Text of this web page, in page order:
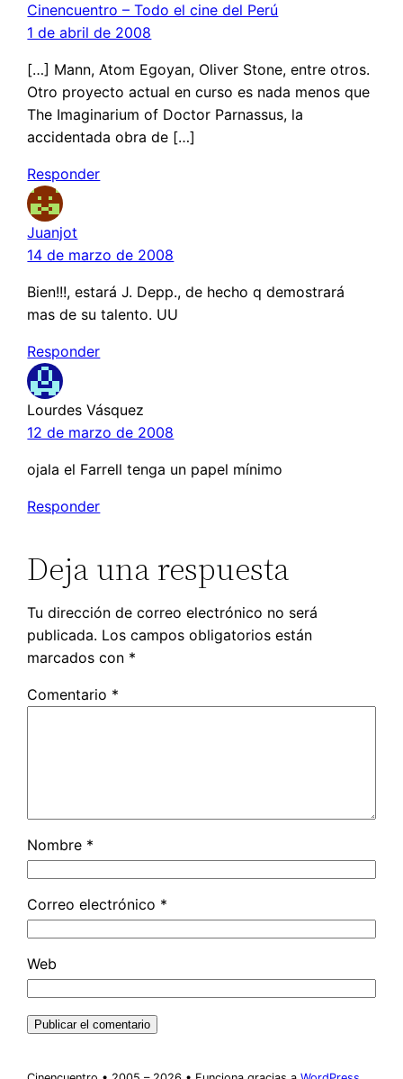
Cinencuentro – Todo el cine del Perú
1 de abril de 2008
[…] Mann, Atom Egoyan, Oliver Stone, entre otros.
Otro proyecto actual en curso es nada menos que
The Imaginarium of Doctor Parnassus, la
accidentada obra de […]
Responder
Juanjot
14 de marzo de 2008
Bien!!!, estará J. Depp., de hecho q demostrará
mas de su talento. UU
Responder
Lourdes Vásquez
12 de marzo de 2008
ojala el Farrell tenga un papel mínimo
Responder
Deja una respuesta
Tu dirección de correo electrónico no será
publicada. Los campos obligatorios están
marcados con *
Comentario *
Nombre *
Correo electrónico *
Web